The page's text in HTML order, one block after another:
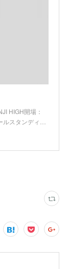
HIGH開場：
スタンディ…